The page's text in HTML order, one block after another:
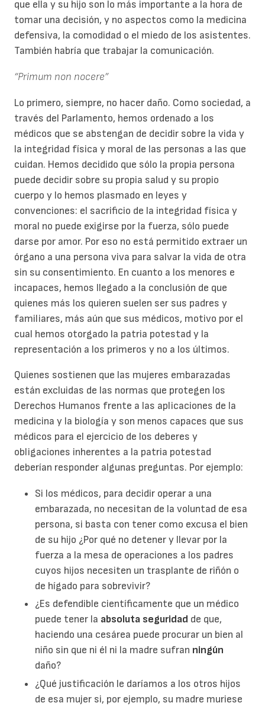
que ella y su hijo son lo más importante a la hora de
tomar una decisión, y no aspectos como la medicina
defensiva, la comodidad o el miedo de los asistentes.
También habría que trabajar la comunicación.
“Primum non nocere”
Lo primero, siempre, no hacer daño. Como sociedad, a
través del Parlamento, hemos ordenado a los
médicos que se abstengan de decidir sobre la vida y
la integridad física y moral de las personas a las que
cuidan. Hemos decidido que sólo la propia persona
puede decidir sobre su propia salud y su propio
cuerpo y lo hemos plasmado en leyes y
convenciones: el sacrificio de la integridad física y
moral no puede exigirse por la fuerza, sólo puede
darse por amor. Por eso no está permitido extraer un
órgano a una persona viva para salvar la vida de otra
sin su consentimiento. En cuanto a los menores e
incapaces, hemos llegado a la conclusión de que
quienes más los quieren suelen ser sus padres y
familiares, más aún que sus médicos, motivo por el
cual hemos otorgado la patria potestad y la
representación a los primeros y no a los últimos.
Quienes sostienen que las mujeres embarazadas
están excluidas de las normas que protegen los
Derechos Humanos frente a las aplicaciones de la
medicina y la biología y son menos capaces que sus
médicos para el ejercicio de los deberes y
obligaciones inherentes a la patria potestad
deberían responder algunas preguntas. Por ejemplo:
Si los médicos, para decidir operar a una
embarazada, no necesitan de la voluntad de esa
persona, si basta con tener como excusa el bien
de su hijo ¿Por qué no detener y llevar por la
fuerza a la mesa de operaciones a los padres
cuyos hijos necesiten un trasplante de riñón o
de hígado para sobrevivir?
¿Es defendible científicamente que un médico
puede tener la absoluta seguridad de que,
haciendo una cesárea puede procurar un bien al
niño sin que ni él ni la madre sufran ningún
daño?
¿Qué justificación le daríamos a los otros hijos
de esa mujer si, por ejemplo, su madre muriese